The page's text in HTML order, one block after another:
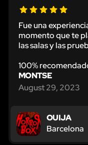
Fue una
momento que te
las salas y las
100%
MONTSE
August 29, 2023
OUIJA
Barcelona